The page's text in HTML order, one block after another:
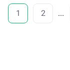
1 2 ...